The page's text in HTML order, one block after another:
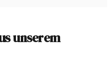
unserem